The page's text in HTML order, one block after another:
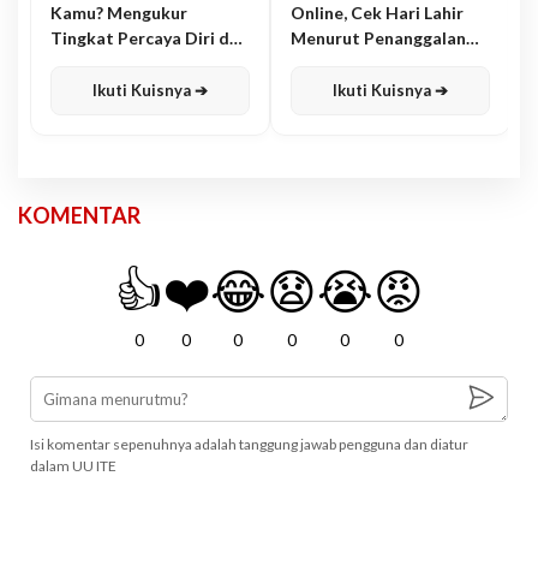
Kamu? Mengukur
Tingkat Percaya Diri dan
Ikuti Kuisnya ➔
Online, Cek Hari Lahir
Menurut Penanggalan
Ikuti Kuisnya ➔
KOMENTAR
👍
0
❤️
0
😂
0
😧
0
😭
0
😡
0
Isi komentar sepenuhnya adalah tanggung jawab pengguna dan diatur
dalam UU ITE